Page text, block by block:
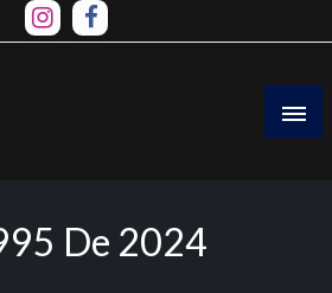
De 2024